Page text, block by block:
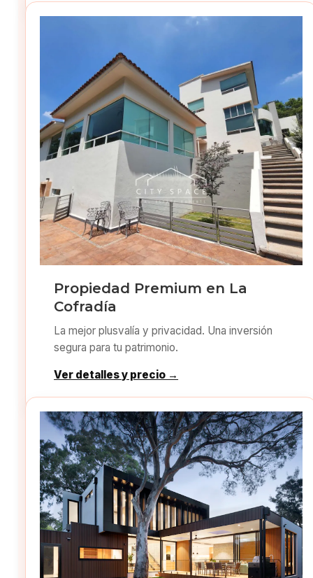
Propiedad Premium en La
Cofradía
La mejor plusvalía y privacidad. Una inversión
segura para tu patrimonio.
Ver detalles y precio →